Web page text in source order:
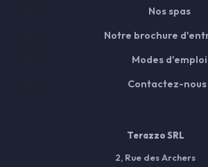
Nos spas
Notre brochure
Modes d'emploi
Contactez-nous
Terazzo SRL
2, Rue des Archers